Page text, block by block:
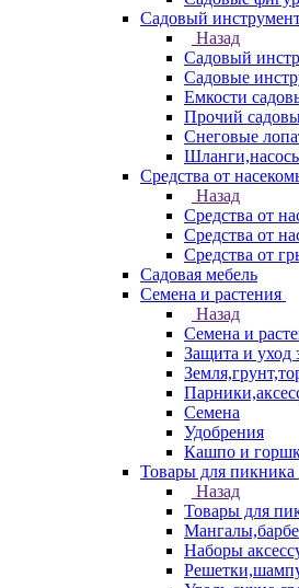
Садовый
Назад
Садовый
Садовые
Емкости
Прочий
Снеговые
Средства от
Назад
Средства от
Средства от
Средства от
Садовая мебель
Семена и растения
Назад
Семена и
Защита и уход
Семена
Удобрения
Кашпо и
Товары для пикника
Назад
Товары для
Наборы